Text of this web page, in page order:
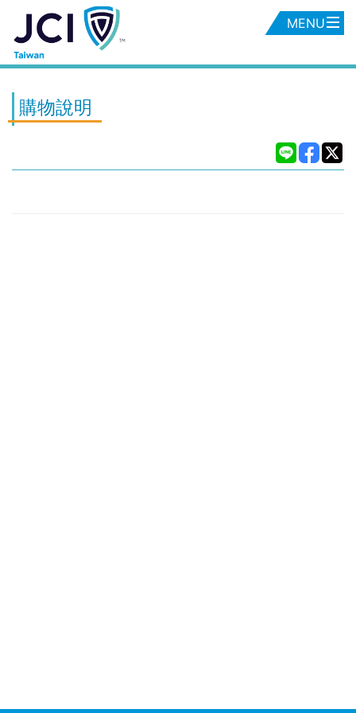
MENU
購物說明